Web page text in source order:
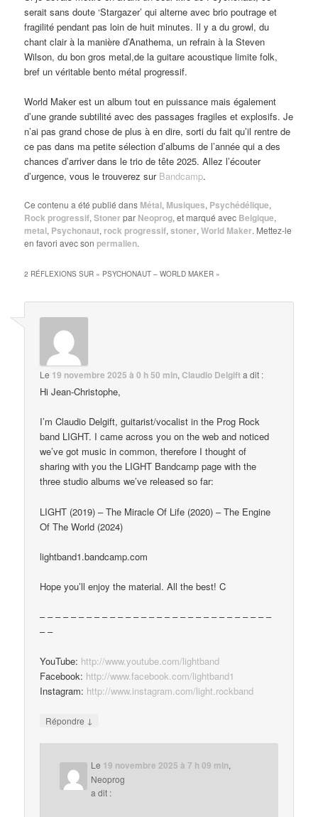
serait sans doute ‘Stargazer’ qui alterne avec brio poutrage et
fragilité pendant pas loin de huit minutes. Il y a du growl, du
chant clair à la manière d’Anathema, un refrain à la Steven
Wilson, du bon gros metal,de la guitare acoustique limite folk,
bref un véritable bento métal progressif.
World Maker est un album tout en puissance mais également
d’une grande subtilité avec des passages fragiles et explosifs. Je
n’ai pas grand chose de plus à en dire, sorti du fait qu’il rentre de
ce pas dans ma petite sélection d’albums de l’année qui a des
chances d’arriver dans le trio de tête 2025. Allez l’écouter
d’urgence, vous le trouverez sur Bandcamp.
Ce contenu a été publié dans Métal, Musiques, Psychédélique,
Rock progressif,Stonerpar Neoprog, et marqué avec Belgique,
metal, Psychonaut, rock progressif,stoner,World Maker. Mettez-le
en favori avec son permalien.
2 RÉFLEXIONS SUR « PSYCHONAUT – WORLD MAKER »
Le 19 novembre 2025 à 0 h 50 min,Claudio Delgifta dit :
Hi Jean-Christophe,
I’m Claudio Delgift, guitarist/vocalist in the Prog Rock
band LIGHT. I came across you on the web and noticed
we’ve got music in common, therefore I thought of
sharing with you the LIGHT Bandcamp page with the
three studio albums we’ve released so far:
LIGHT (2019) – The Miracle Of Life (2020) – The Engine
Of The World (2024)
lightband1.bandcamp.com
Hope you’ll enjoy the material. All the best! C
– – – – – – – – – – – – – – – – – – – – – – – – – – – – – –
– –
YouTube: http://www.youtube.com/lightband
Facebook: http://www.facebook.com/lightband1
Instagram: http://www.instagram.com/light.rockband
Répondre ↓
Le 19 novembre 2025 à 7 h 09 min,
Neoprog
a dit :